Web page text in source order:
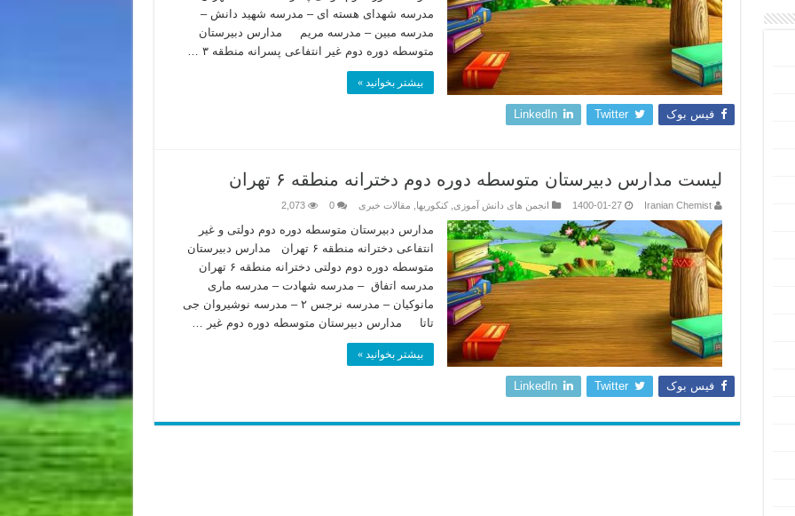
مدرسه شهدای هسته ای – مدرسه شهید دانش –
مدرسه مبین – مدرسه مریم مدارس دبیرستان
متوسطه دوره دوم غیر انتفاعی پسرانه منطقه ۳ …
بیشتر بخوانید »
فیس بوک Twitter
LinkedIn
لیست مدارس دبیرستان متوسطه دوره دوم دخترانه منطقه ۶ تهران
Iranian Chemist
1400-01-27 انجمن های دانش آموزی ,کنکوریها مقالات خبری 0
2,073
مدارس دبیرستان متوسطه دوره دوم دولتی و غیر
انتفاعی دخترانه منطقه ۶ تهران مدارس دبیرستان
متوسطه دوره دوم دولتی دخترانه منطقه ۶ تهران
مدرسه اتفاق – مدرسه شهادت – مدرسه ماری
مانوکیان – مدرسه نرجس ۲ – مدرسه نوشیروان جی
تاتا مدارس دبیرستان متوسطه دوره دوم غیر …
بیشتر بخوانید »
فیس بوک Twitter
LinkedIn